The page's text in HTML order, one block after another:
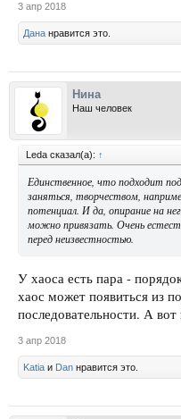
3 апр 2018
Дана нравится это.
Нина
Наш человек
Leda сказал(а): ↑
Единственное, что подходит
заняться, творчеством,
потенциал. И да, опирание на
можно привязать. Очень
перед неизвестностью.
У хаоса есть пара -
хаос может появиться из
последовательности. А
3 апр 2018
Katia и Dan нравится это.